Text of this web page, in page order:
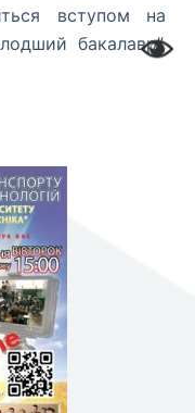
вступом на
бакалавр”,